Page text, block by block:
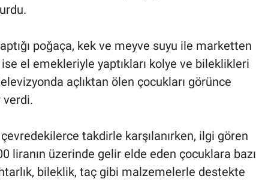
poğaça, kek ve meyve suyu ile marketten
ise el emekleriyle yaptıkları kolye ve bileklikleri
açlıktan ölen çocukları görünce
verdi.
çevredekilerce takdirle karşılanırken, ilgi gören
liranın üzerinde gelir elde eden çocuklara bazı
bileklik, taç gibi malzemelerle destekte